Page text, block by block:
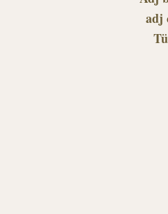
adj